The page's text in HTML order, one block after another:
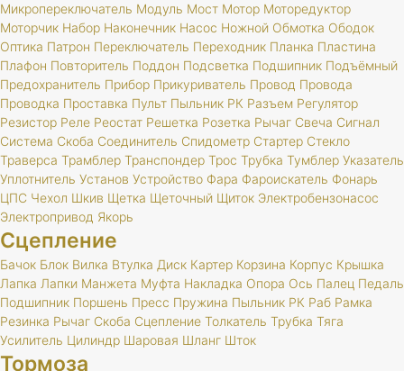
Микропереключатель Модуль Мост Мотор Моторедуктор
Моторчик Набор Наконечник Насос Ножной Обмотка Ободок
Оптика Патрон Переключатель Переходник Планка Пластина
Плафон Повторитель Поддон Подсветка Подшипник Подъёмный
Предохранитель Прибор Прикуриватель Провод Провода
Проводка Проставка Пульт Пыльник РК Разъем Регулятор
Резистор Реле Реостат Решетка Розетка Рычаг Свеча Сигнал
Система Скоба Соединитель Спидометр Стартер Стекло
Траверса Трамблер Транспондер Трос Трубка Тумблер Указатель
Уплотнитель Установ Устройство Фара Фароискатель Фонарь
ЦПС Чехол Шкив Щетка Щеточный Щиток Электробензонасос
Электропривод Якорь
Сцепление
Бачок Блок Вилка Втулка Диск Картер Корзина Корпус Крышка
Лапка Лапки Манжета Муфта Накладка Опора Ось Палец Педаль
Подшипник Поршень Пресс Пружина Пыльник РК Раб Рамка
Резинка Рычаг Скоба Сцепление Толкатель Трубка Тяга
Усилитель Цилиндр Шаровая Шланг Шток
Тормоза